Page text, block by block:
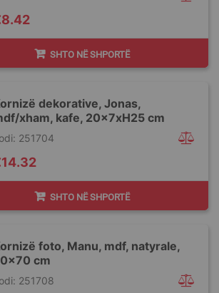
SHTO NË SHPORTË
dekorative, Jonas,
xham, kafe, 20x7xH25 cm
251704
SHTO NË SHPORTË
foto, Manu, mdf, natyrale,
cm
251708